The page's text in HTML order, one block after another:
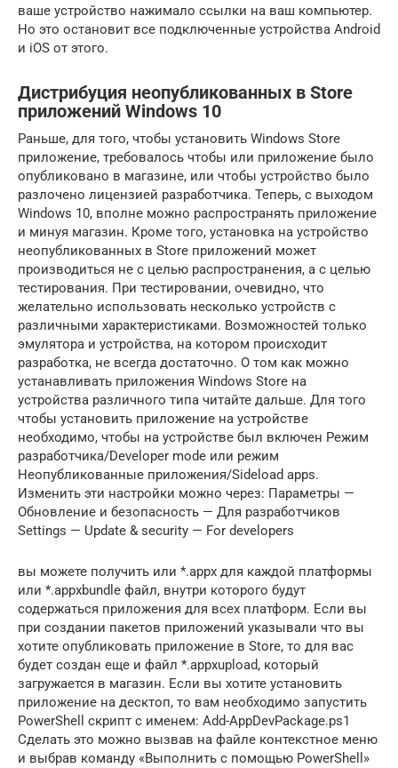
ваше устройство нажимало ссылки на ваш компьютер.
Но это остановит все подключенные устройства Android
и iOS от этого.
Дистрибуция неопубликованных в Store
приложений Windows 10
Раньше, для того, чтобы установить Windows Store
приложение, требовалось чтобы или приложение было
опубликовано в магазине, или чтобы устройство было
разлочено лицензией разработчика. Теперь, с выходом
Windows 10, вполне можно распространять приложение
и минуя магазин. Кроме того, установка на устройство
неопубликованных в Store приложений может
производиться не с целью распространения, а с целью
тестирования. При тестировании, очевидно, что
желательно использовать несколько устройств с
различными характеристиками. Возможностей только
эмулятора и устройства, на котором происходит
разработка, не всегда достаточно. О том как можно
устанавливать приложения Windows Store на
устройства различного типа читайте дальше. Для того
чтобы установить приложение на устройстве
необходимо, чтобы на устройстве был включен Режим
разработчика/Developer mode или режим
Неопубликованные приложения/Sideload apps.
Изменить эти настройки можно через: Параметры —
Обновление и безопасность — Для разработчиков
Settings — Update & security — For developers
вы можете получить или *.appx для каждой платформы
или *.appxbundle файл, внутри которого будут
содержаться приложения для всех платформ. Если вы
при создании пакетов приложений указывали что вы
хотите опубликовать приложение в Store, то для вас
будет создан еще и файл *.appxupload, который
загружается в магазин. Если вы хотите установить
приложение на десктоп, то вам необходимо запустить
PowerShell скрипт с именем: Add-AppDevPackage.ps1
Сделать это можно вызвав на файле контекстное меню
и выбрав команду «Выполнить с помощью PowerShell»